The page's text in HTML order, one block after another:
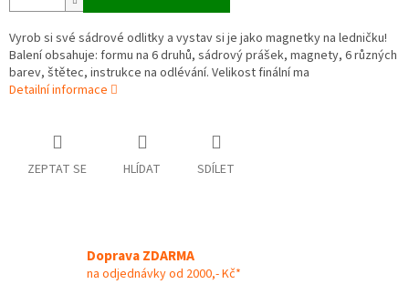
Vyrob si své sádrové odlitky a vystav si je jako magnetky na ledničku!
Balení obsahuje: formu na 6 druhů, sádrový prášek, magnety, 6 různých
barev, štětec, instrukce na odlévání. Velikost finální ma
Detailní informace
ZEPTAT SE HLÍDAT SDÍLET
Doprava ZDARMA
na odjednávky od 2000,- Kč*